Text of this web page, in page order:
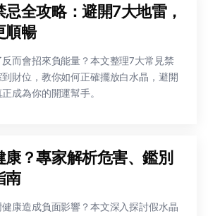
全攻略：避開7大地雷，
順暢
而會招來負能量？本文整理7大常見禁
財位，教你如何正確擺放白水晶，避開
成為你的開運幫手。
康？專家解析危害、鑑別
南
康造成負面影響？本文深入探討假水晶